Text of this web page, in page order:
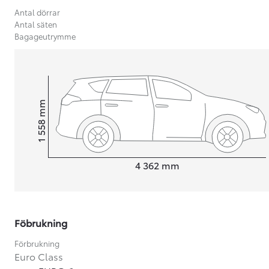
Från 599 900 kr
Nya Corolla Cross
Antal dörrar
Antal säten
Bagageutrymme
4 362 mm
Height1 558
mm
Föbrukning
Förbrukning
Euro Class